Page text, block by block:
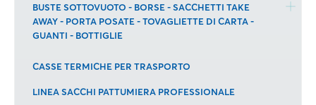
BUSTE SOTTOVUOTO - BORSE - SACCHETTI TAKE
AWAY - PORTA POSATE - TOVAGLIETTE DI CARTA -
GUANTI - BOTTIGLIE
CASSE TERMICHE PER TRASPORTO
LINEA SACCHI PATTUMIERA PROFESSIONALE